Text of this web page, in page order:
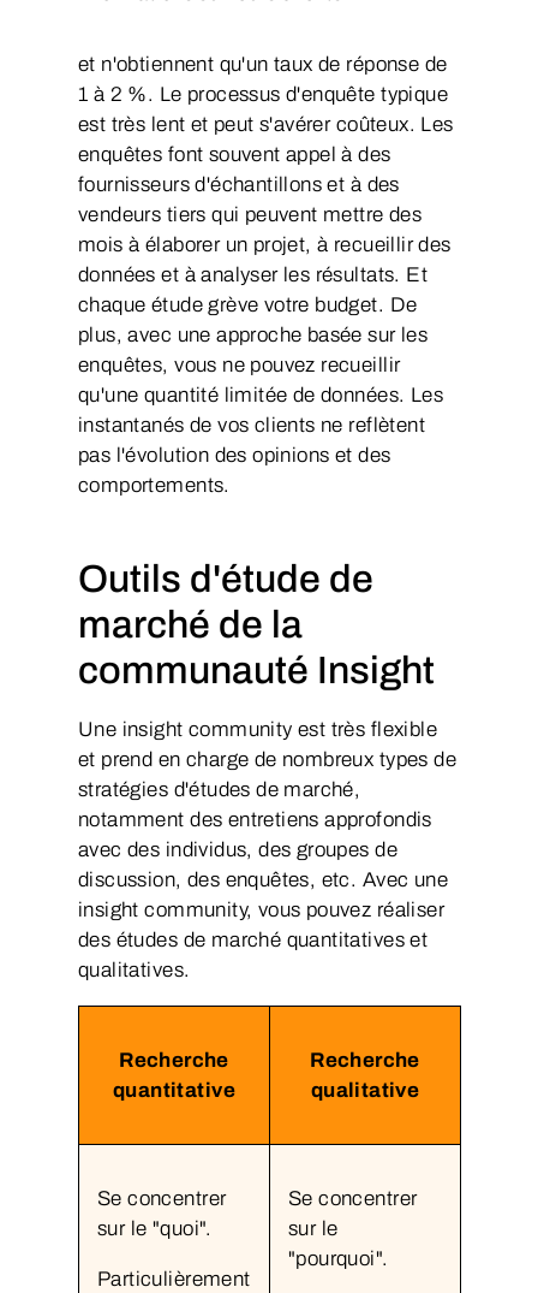
et n'obtiennent qu'un taux de réponse de
1 à 2 %. Le processus d'enquête typique
est très lent et peut s'avérer coûteux. Les
enquêtes font souvent appel à des
fournisseurs d'échantillons et à des
vendeurs tiers qui peuvent mettre des
mois à élaborer un projet, à recueillir des
données et à analyser les résultats. Et
chaque étude grève votre budget. De
plus, avec une approche basée sur les
enquêtes, vous ne pouvez recueillir
qu'une quantité limitée de données. Les
instantanés de vos clients ne reflètent
pas l'évolution des opinions et des
comportements.
Outils d'étude de
marché de la
communauté Insight
Une insight community est très flexible
et prend en charge de nombreux types de
stratégies d'études de marché,
notamment des entretiens approfondis
avec des individus, des groupes de
discussion, des enquêtes, etc. Avec une
insight community, vous pouvez réaliser
des études de marché quantitatives et
qualitatives.
Recherche
quantitative
Recherche
qualitative
Se concentrer
sur le "quoi".
Particulièrement
Se concentrer
sur le
"pourquoi".